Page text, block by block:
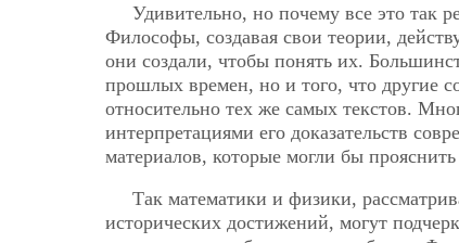
Удивительно, но почему все это так
Философы, создавая свои теории,
они создали, чтобы понять их.
прошлых времен, но и того, что другие
относительно тех же самых текстов.
интерпретациями его доказательств
материалов, которые могли бы
Так математики и физики,
исторических достижений, могут